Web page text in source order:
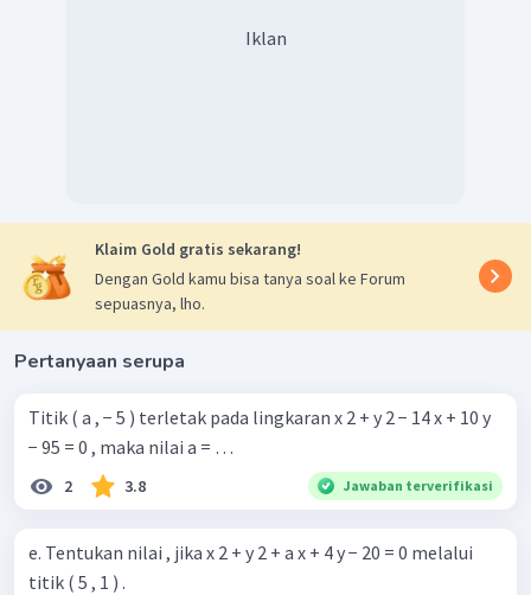
Iklan
Klaim Gold gratis sekarang!
Dengan Gold kamu bisa tanya soal ke Forum
sepuasnya, lho.
Pertanyaan serupa
Titik ( a , − 5 ) terletak pada lingkaran x 2 + y 2 − 14 x + 10 y
− 95 = 0 , maka nilai a = …
2 3.8 Jawaban terverifikasi
e. Tentukan nilai , jika x 2 + y 2 + a x + 4 y − 20 = 0 melalui
titik ( 5 , 1 ) .